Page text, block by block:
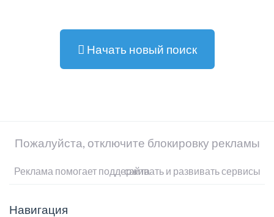
Начать новый поиск
Пожалуйста, отключите блокировку рекламы
Реклама помогает поддерживать и развивать сервисы сайта
Навигация